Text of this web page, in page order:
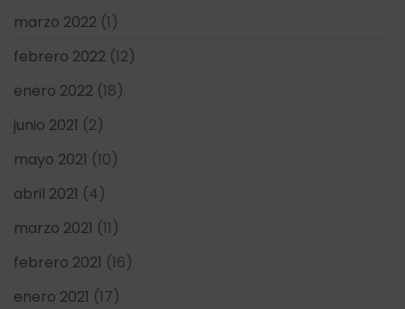
marzo 2022 (1)
febrero 2022 (12)
enero 2022 (18)
junio 2021 (2)
mayo 2021 (10)
abril 2021 (4)
marzo 2021 (11)
febrero 2021 (16)
enero 2021 (17)